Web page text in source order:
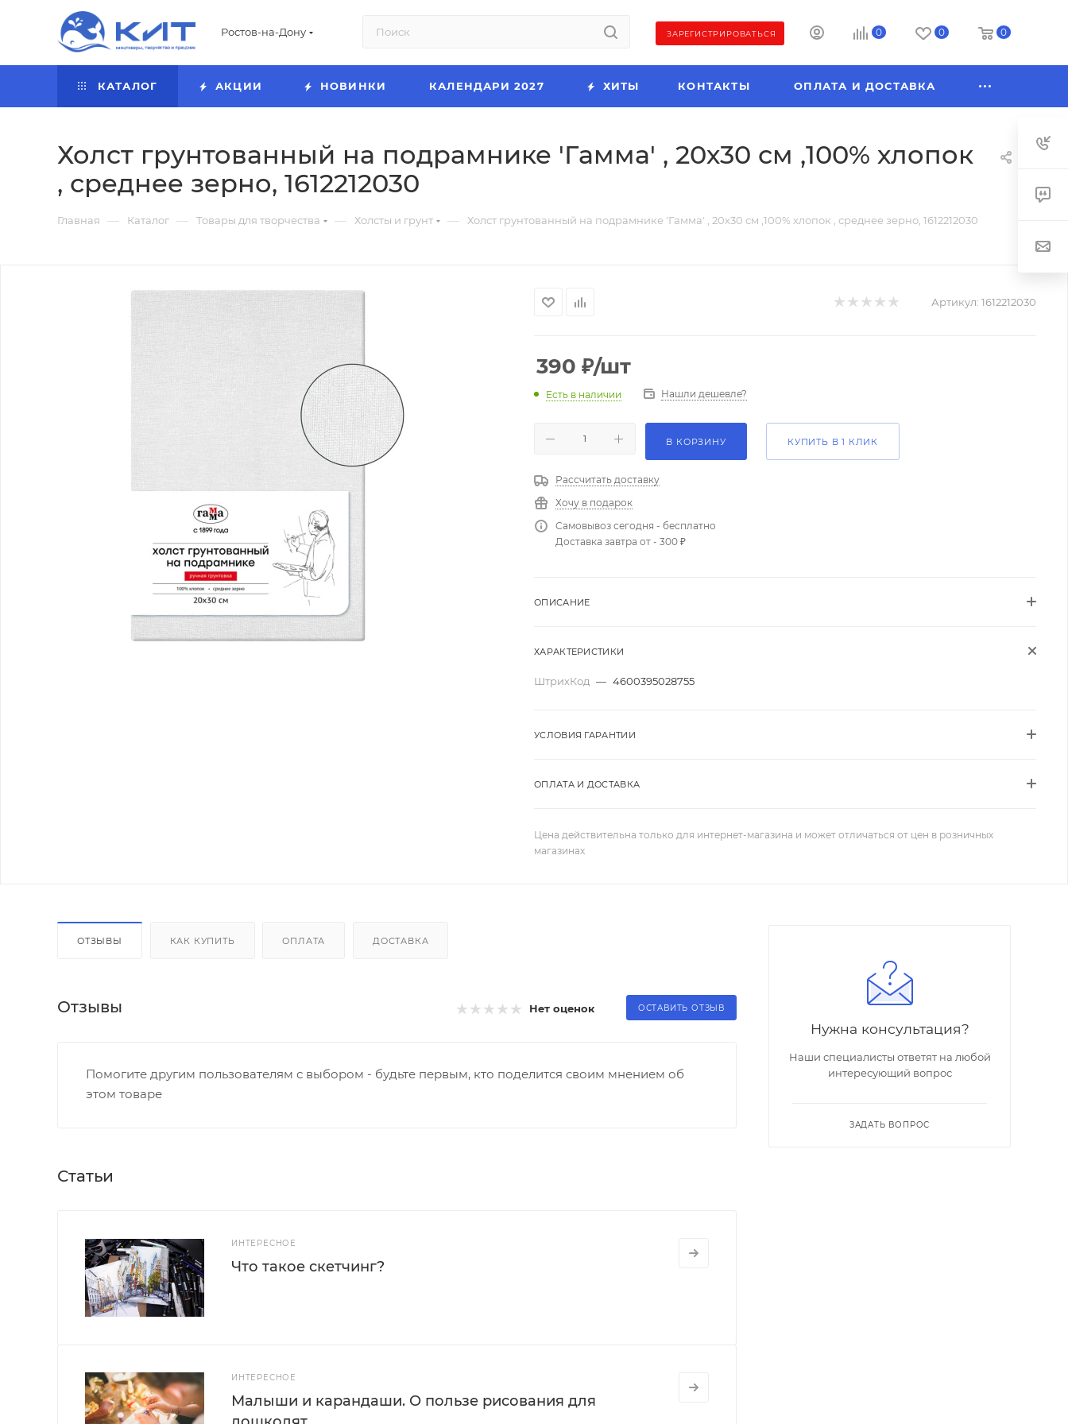
Ростов-на-Дону ЗАРЕГИСТРИРОВАТЬСЯ 0 0 0
КАТАЛОГ АКЦИИ НОВИНКИ КАЛЕНДАРИ 2027 ХИТЫ КОНТАКТЫ ОПЛАТА И ДОСТАВКА
Холст грунтованный на подрамнике 'Гамма' , 20х30 см ,100% хлопок
, среднее зерно, 1612212030
Главная — Каталог — Товары для творчества — Холсты и грунт — Холст грунтованный на подрамнике 'Гамма' , 20х30 см ,100% хлопок , среднее зерно, 1612212030
Артикул: 1612212030
390 ₽/шт
Есть в наличии Нашли дешевле?
В КОРЗИНУ КУПИТЬ В 1 КЛИК
Рассчитать доставку
Хочу в подарок
Самовывоз сегодня - бесплатно
Доставка завтра от - 300 ₽
ОПИСАНИЕ
ХАРАКТЕРИСТИКИ
ШтрихКод — 4600395028755
УСЛОВИЯ ГАРАНТИИ
ОПЛАТА И ДОСТАВКА
Цена действительна только для интернет-магазина и может отличаться от цен в розничных
магазинах
ОТЗЫВЫ КАК КУПИТЬ ОПЛАТА ДОСТАВКА
Отзывы Нет оценок ОСТАВИТЬ ОТЗЫВ
Помогите другим пользователям с выбором - будьте первым, кто поделится своим мнением об
этом товаре
Статьи
ИНТЕРЕСНОЕ
Что такое скетчинг?
ИНТЕРЕСНОЕ
Малыши и карандаши. О пользе рисования для
Нужна консультация?
Наши специалисты ответят на любой
интересующий вопрос
ЗАДАТЬ ВОПРОС